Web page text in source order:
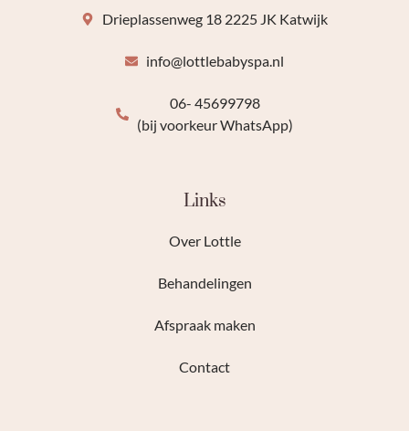
Drieplassenweg 18 2225 JK Katwijk
info@lottlebabyspa.nl
06- 45699798
(bij voorkeur WhatsApp)
Links
Over Lottle
Behandelingen
Afspraak maken
Contact